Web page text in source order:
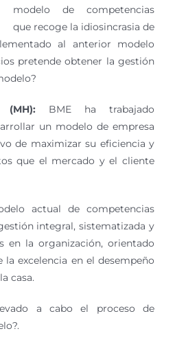
modelo de competencias
que recoge la idiosincrasia de
al anterior modelo
pretende obtener la gestión
(MH): BME ha trabajado
un modelo de empresa
de maximizar su eficiencia y
que el mercado y el cliente
actual de competencias
integral, sistematizada y
en la organización, orientado
excelencia en el desempeño
casa.
a cabo el proceso de